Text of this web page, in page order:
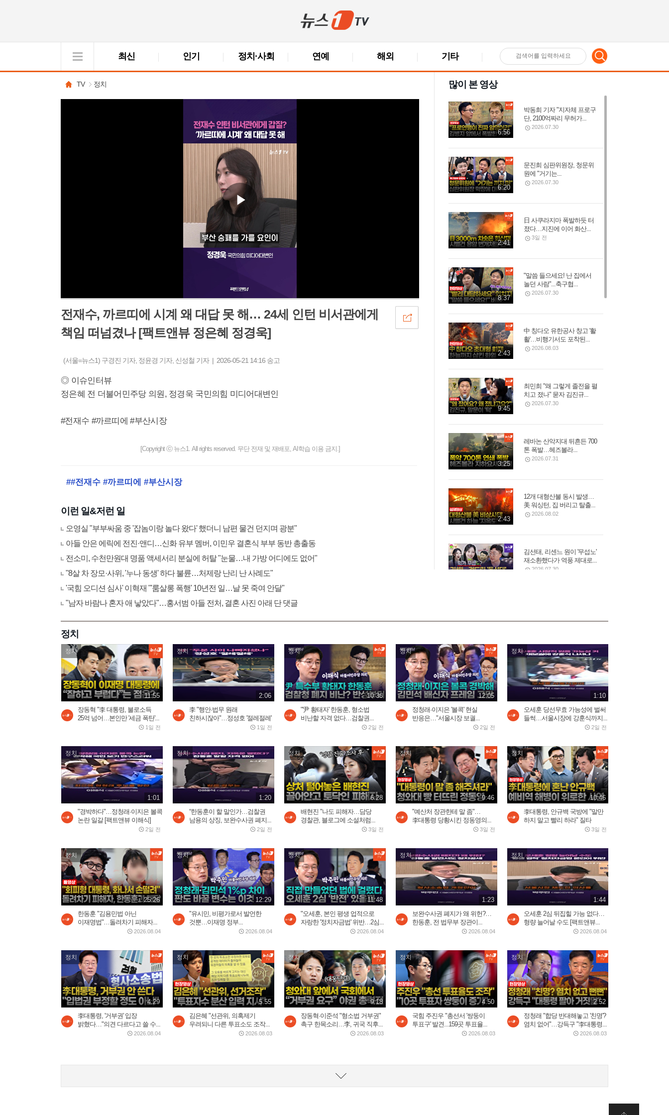
최신 인기 정치·사회 연예 해외 기타 검
어
입
력
TV 정치
전재수, 까르띠에 시계 왜 대답 못 해… 24세 인턴 비서관에게
책임 떠넘겼나 [팩트앤뷰 정은혜 정경욱]
(서울=뉴스1) 구경진 기자, 정윤경 기자, 신성철 기자 | 2026-05-21 14:16 송고
◎ 이슈인터뷰
정은혜 전 더불어민주당 의원, 정경욱 국민의힘 미디어대변인
#전재수 #까르띠에 #부산시장
[Copyright ⓒ 뉴스1. All rights reserved. 무단 전재 및 재배포, AI학습 이용 금지.]
##전재수 #까르띠에 #부산시장
이런 일&저런 일
오영실 "부부싸움 중 '잡놈이랑 놀다 왔다' 했더니 남편 물건 던지며 광분"
아들 안은 에릭에 전진·앤디…신화 유부 멤버, 이민우 결혼식 부부 동반 총출동
전소미, 수천만원대 명품 액세서리 분실에 허탈 "눈물…내 가방 어디에도 없어"
"8살 차 장모·사위, '누나 동생' 하다 불륜…처제랑 난리 난 사례도"
'국힘 오디션 심사' 이혁재 "'룸살롱 폭행' 10년전 일…날 못 죽여 안달"
"남자 바람나 혼자 애 낳았다"…홍서범 아들 전처, 결혼 사진 아래 단 댓글
많이 본 영상
6:56
박동희 기자 "지자체 프로구
단, 2100억짜리 무허가...
2026.07.30
6:20
문진희 심판위원장, 청문위
원에 "거기는...
2026.07.30
2:41
日 사쿠라지마 폭발하듯 터
졌다…지진에 이어 화산...
3일 전
8:37
"말씀 들으세요! 난 집에서
놀던 사람"...축구협...
2026.07.30
2:43
中 칭다오 유한공사 창고 '활
활'…비행기서도 포착된...
2026.08.03
9:45
최민희 "왜 그렇게 졸전을 펼
치고 졌나" 묻자 김진규...
2026.07.30
3:25
레바논 산악지대 뒤흔든 700
톤 폭발…헤즈볼라...
2026.07.31
2:43
12개 대형산불 동시 발생…
美 워싱턴, 집 버리고 탈출...
2026.08.02
김선태, 리센느 원이 '무섭노'
재소환했다가 역풍 제대로...
2026.07.30
3:03
푸틴 별장 코앞 휴양지에 드
론 쾅!…러 국민들 공포
2026.08.04
골프채로 YG 출입문 쾅!...블
랙핑크 10주년 행사 팬들...
2:59
바다로 풍덩 철조망 뚫고...수
천 명 모로코인 탈출 현장
2026.07.31
1:01
"경박하다"…정청래·이지은
1:10
오세훈 당선무효 가능성에
벌써 들썩…서울시장에...
2026.07.30
15:23
5시간 밤샘 '필버' 나경
원…"IMF에 이은 JMF...
2026.07.30
정치
정치
11:55
장동혁 "李 대통령, 불로소득
25억 넘어…본인만 '세금 폭탄'...
1일 전
정치
2:06
李 "행안·법무 원래
친하시잖아"…정성호 '절레절레'
1일 전
정치
10:36
"'尹 황태자' 한동훈, 형소법
비난할 자격 없다…검찰권...
2일 전
정치
12:05
정청래·이지은 '볼콕' 현실
반응은…"서울시장 보궐...
2일 전
정치
1:10
오세훈 당선무효 가능성에 벌써
들썩…서울시장에 강훈식까지...
2일 전
정치
1:01
"경박하다"…정청래·이지은 볼콕
논란 일갈 [팩트앤뷰 이해식]
2일 전
정치
1:20
“한동훈이 할 말인가…검찰권
남용의 상징, 보완수사권 폐지...
2일 전
정치
6:28
배현진 "나도 피해자…담당
경찰관, 블로그에 소설처럼...
3일 전
정치
9:46
"예산처 장관한테 말 좀"…
李대통령 당황시킨 정동영의...
3일 전
정치
10:46
李대통령, 안규백 국방에 "말만
하지 말고 빨리 하라" 질타
3일 전
정치
25:26
한동훈 "김용민법 아닌
이재명법"…돌려차기 피해자...
2026.08.04
정치
12:29
"유시민, 비평가로서 발언한
것뿐…이재명 정부...
2026.08.04
정치
11:48
"오세훈, 본인 평생 업적으로
자랑한 '정치자금법' 위반…2심...
2026.08.04
정치
1:23
보완수사권 폐지가 왜 위헌?…
한동훈, 전 법무부 장관이...
2026.08.04
정치
1:44
오세훈 2심 뒤집힐 가능 없다…
형량 늘어날 수도 [팩트앤뷰...
2026.08.04
정치
4:29
李대통령, '거부권' 입장
밝혔다…"의견 다르다고 쓸 수...
2026.08.04
정치
5:55
김은혜 "선관위, 의혹제기
우려되니 다른 투표소도 조작...
2026.08.03
정치
9:18
장동혁·이준석 "형소법 거부권"
촉구 한목소리…李, 귀국 직후...
2026.08.03
정치
4:50
국힘 주진우 "총선서 '쌍둥이
투표구' 발견...159곳 투표율...
2026.08.03
정치
2:52
정청래 "합당 반대해놓고 '친명'?
염치 없어"…강득구 "李대통령...
2026.08.03